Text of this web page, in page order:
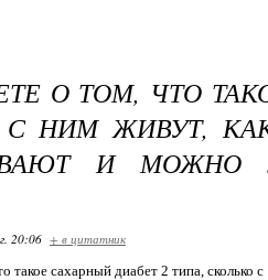
О ТОМ, ЧТО
С НИМ ЖИВУТ,
И МОЖНО
20:06 + в цитатник
такое сахарный диабет 2 типа,